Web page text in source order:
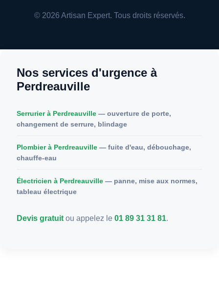
© 2026 Artisan Expert. Tous droits réservés.
Nos services d'urgence à
Perdreauville
Serrurier à Perdreauville — ouverture de porte,
changement de serrure, blindage
Plombier à Perdreauville — fuite d'eau, débouchage,
chauffe-eau
Électricien à Perdreauville — panne, mise aux normes,
tableau électrique
Devis gratuit ou appelez le 01 89 31 31 81.